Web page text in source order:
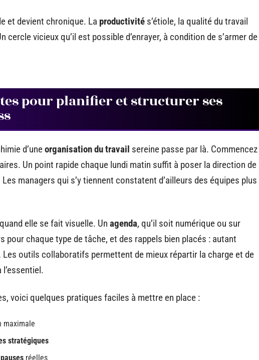
et devient chronique. La productivité s’étiole, la qualité du travail
cercle vicieux qu’il est possible d’enrayer, à condition de s’armer de
pour planifier et structurer ses
d’uneorganisation du travail sereine passe par là. Commencez
Un point rapide chaque lundi matin suffit à poser la direction de
managers qui s’y tiennent constatent d’ailleurs des équipes plus
elle se fait visuelle. Un agenda, qu’il soit numérique ou sur
pour chaque type de tâche, et des rappels bien placés : autant
outils collaboratifs permettent de mieux répartir la charge et de
voici quelques pratiques faciles à mettre en place :
maximale
stratégiques
pauses réelles